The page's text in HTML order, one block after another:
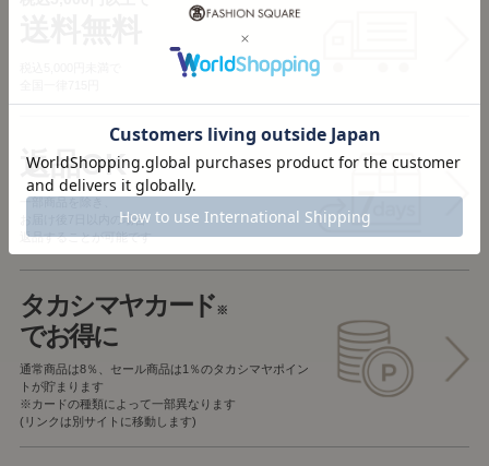
返品OK
一部商品を除き、
お届け後7日以内の場合
返品することが可能です
タカシマヤカード※
でお得に
通常商品は8％、セール商品は1％のタカシマヤポイン
トが貯まります
※カードの種類によって一部異なります
(リンクは別サイトに移動します)